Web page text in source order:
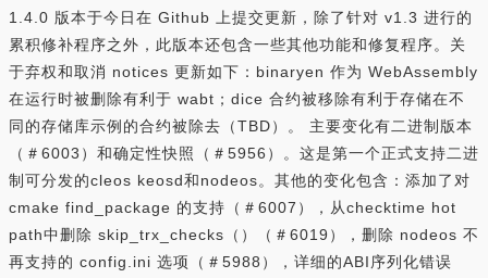
1.4.0 版本于今日在 Github 上提交更新，除了针对 v1.3 进行的
累积修补程序之外，此版本还包含一些其他功能和修复程序。关
于弃权和取消 notices 更新如下：binaryen 作为 WebAssembly
在运行时被删除有利于 wabt；dice 合约被移除有利于存储在不
同的存储库示例的合约被除去（TBD）。 主要变化有二进制版本
（＃6003）和确定性快照（＃5956）。这是第一个正式支持二进
制可分发的cleos keosd和nodeos。其他的变化包含：添加了对
cmake find_package 的支持（＃6007），从checktime hot
path中删除 skip_trx_checks（）（＃6019），删除 nodeos 不
再支持的 config.ini 选项（＃5988），详细的ABI序列化错误